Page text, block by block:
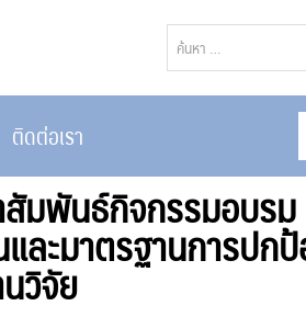
ติดต่อเรา
สัมพันธ์กิจกรรมอบรม
ละมาตรฐานการปก
วิจัย